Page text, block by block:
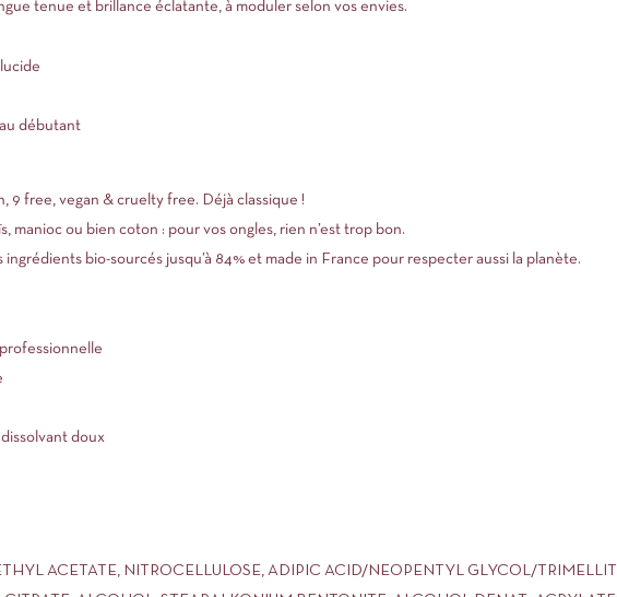
tenue et brillance éclatante, à moduler selon vos envies.
débutant
9 free, vegan & cruelty free. Déjà classique !
manioc ou bien coton : pour vos ongles, rien n’est trop bon.
ingrédients bio-sourcés jusqu’à 84% et made in France pour respecter aussi la planète.
doux
ACETATE, NITROCELLULOSE, ADIPIC ACID/NEOPENTYL GLYCOL/